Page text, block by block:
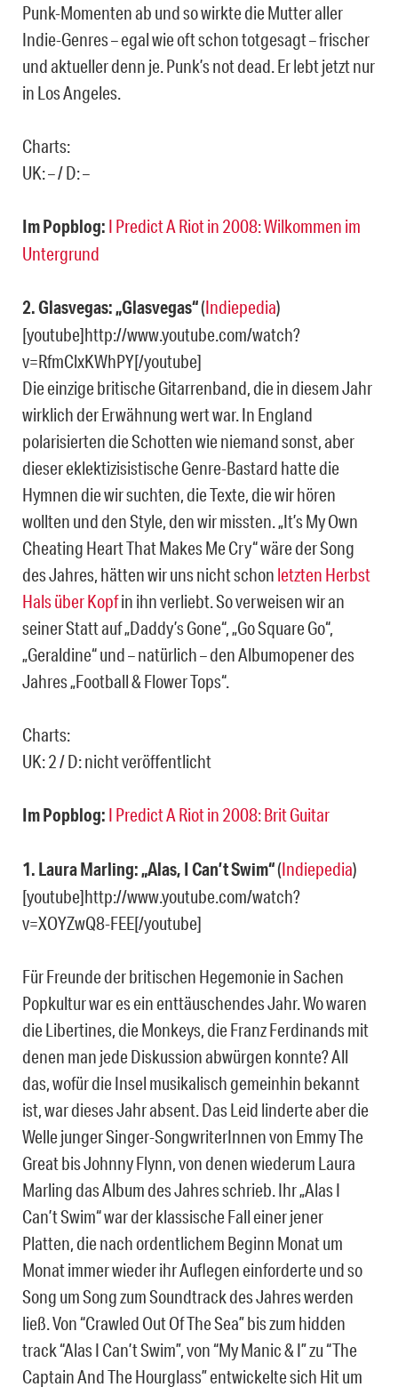
Punk-Momenten ab und so wirkte die Mutter aller
Indie-Genres – egal wie oft schon totgesagt – frischer
und aktueller denn je. Punk’s not dead. Er lebt jetzt nur
in Los Angeles.
Charts:
UK: – / D: –
Im Popblog: I Predict A Riot in 2008: Wilkommen im
Untergrund
2. Glasvegas: „Glasvegas“(Indiepedia)
[youtube]http://www.youtube.com/watch?
v=RfmClxKWhPY[/youtube]
Die einzige britische Gitarrenband, die in diesem Jahr
wirklich der Erwähnung wert war. In England
polarisierten die Schotten wie niemand sonst, aber
dieser eklektizisistische Genre-Bastard hatte die
Hymnen die wir suchten, die Texte, die wir hören
wollten und den Style, den wir missten. „It’s My Own
Cheating Heart That Makes Me Cry“ wäre der Song
des Jahres, hätten wir uns nicht schon letzten Herbst
Hals über Kopfin ihn verliebt. So verweisen wir an
seiner Statt auf „Daddy’s Gone“, „Go Square Go“,
„Geraldine“ und – natürlich – den Albumopener des
Jahres „Football & Flower Tops“.
Charts:
UK: 2 / D: nicht veröffentlicht
Im Popblog: I Predict A Riot in 2008: Brit Guitar
1. Laura Marling: „Alas, I Can’t Swim“(Indiepedia)
[youtube]http://www.youtube.com/watch?
v=XOYZwQ8-FEE[/youtube]
Für Freunde der britischen Hegemonie in Sachen
Popkultur war es ein enttäuschendes Jahr. Wo waren
die Libertines, die Monkeys, die Franz Ferdinands mit
denen man jede Diskussion abwürgen konnte? All
das, wofür die Insel musikalisch gemeinhin bekannt
ist, war dieses Jahr absent. Das Leid linderte aber die
Welle junger Singer-SongwriterInnen von Emmy The
Great bis Johnny Flynn, von denen wiederum Laura
Marling das Album des Jahres schrieb. Ihr „Alas I
Can’t Swim“ war der klassische Fall einer jener
Platten, die nach ordentlichem Beginn Monat um
Monat immer wieder ihr Auflegen einforderte und so
Song um Song zum Soundtrack des Jahres werden
ließ. Von “Crawled Out Of The Sea” bis zum hidden
track “Alas I Can’t Swim”, von “My Manic & I” zu “The
Captain And The Hourglass” entwickelte sich Hit um